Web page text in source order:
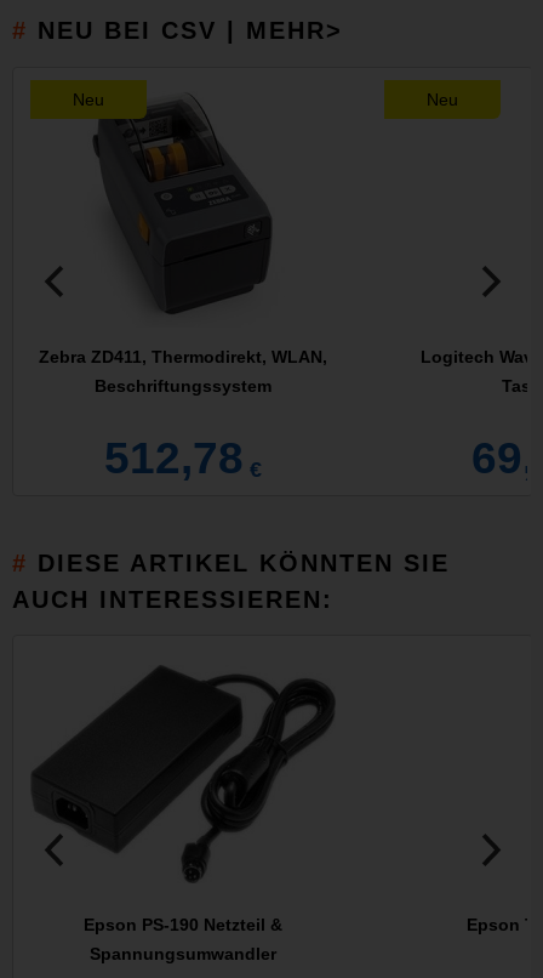
NEU BEI CSV | MEHR>
Neu
Zebra ZD411, Thermodirekt, WLAN,
Beschriftungssystem
512,78 €
Neu
Logitech
DIESE ARTIKEL KÖNNTEN SIE
AUCH INTERESSIEREN:
Epson PS-190 Netzteil &
Spannungsumwandler
Epson